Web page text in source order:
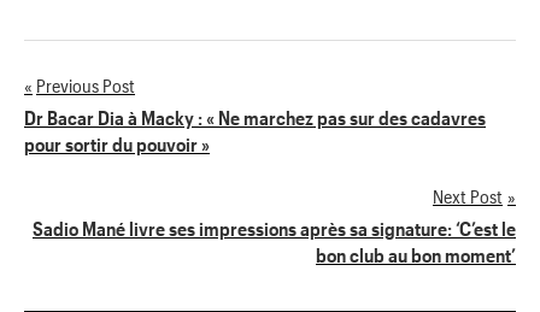
Navigation
de
Previous Post
Dr Bacar Dia à Macky : « Ne marchez pas sur des cadavres
pour sortir du pouvoir »
Next Post
Sadio Mané livre ses impressions après sa signature: ‘C’est le
bon club au bon moment’